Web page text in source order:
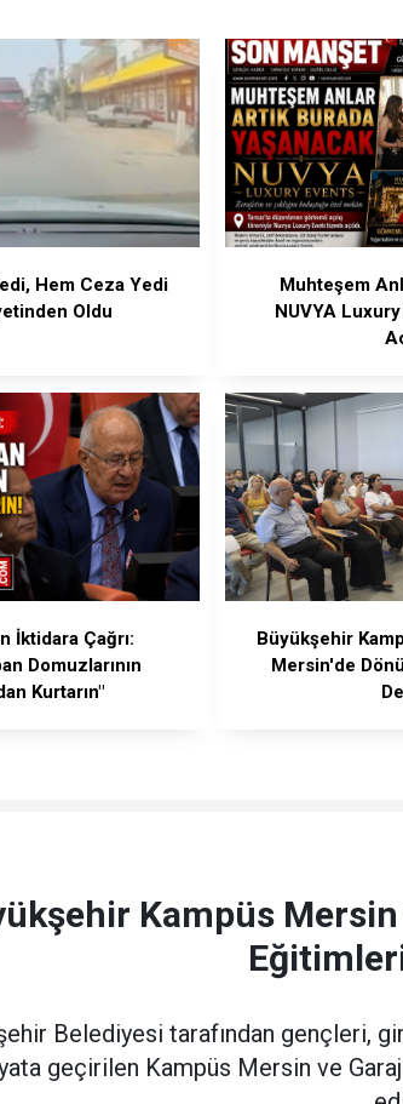
Hem Ceza Yedi
Oldu
Muhteşem
NUVYA
İktidara Çağrı:
Domuzlarının
Kurtarın"
Büyükşehir
Mersin'de
Kampüs
Belediyesi tarafından gençleri,
geçirilen Kampüs Mersin ve